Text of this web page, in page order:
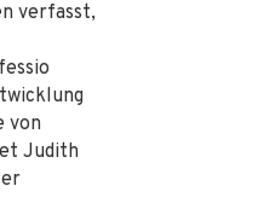
verfasst,
von
Judith